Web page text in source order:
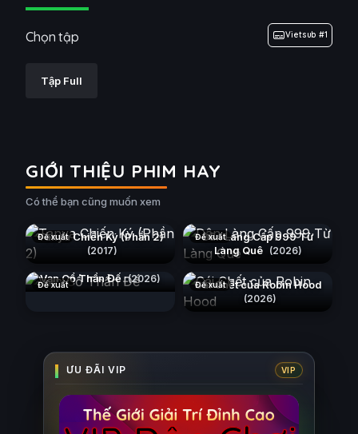
Chọn tập Vietsub #1
Tập Full
GIỚI THIỆU PHIM HAY
Có thể bạn cũng muốn xem
Đề xuất
Tanya Chiến Ký (Phần 2)
(2017)
Đề xuất
Dân Làng Cấp 999 Từ
Làng Quê (2026)
Đề xuất
Vạn Cổ Thần Đế (2026) Đề xuất
Cái Chết của Robin Hood
(2026)